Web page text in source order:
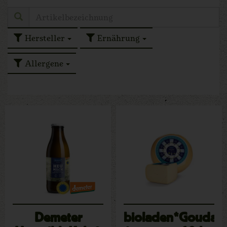
Hersteller Ernährung
Allergene
Demeter
bioladen*Gouda